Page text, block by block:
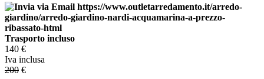
Trasporto incluso
140 €
Iva inclusa
200 €